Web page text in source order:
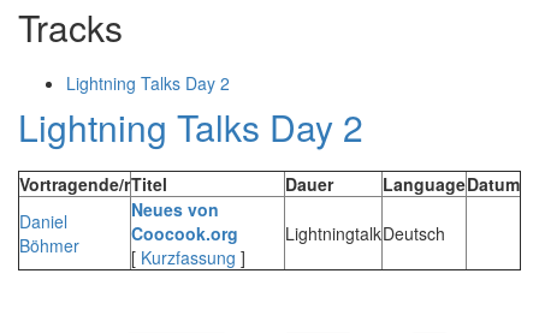
Tracks
Lightning Talks Day 2
Lightning Talks Day 2
Vortragende/rTitel Dauer LanguageDatum
Daniel
Böhmer
‎Neues von
Coocook.org‎
[ Kurzfassung ]
LightningtalkDeutsch